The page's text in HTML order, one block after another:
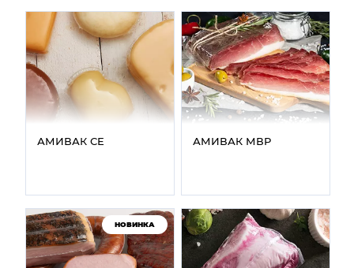
АМИВАК СЕ АМИВАК МВР
НОВИНКА